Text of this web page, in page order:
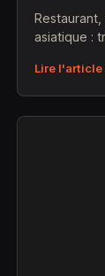
asiatique :
Lire